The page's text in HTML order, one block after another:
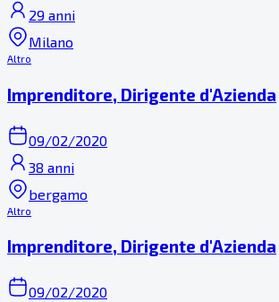
29 anni
Milano
Altro
Imprenditore, Dirigente d'Azienda
09/02/2020
38 anni
bergamo
Altro
Imprenditore, Dirigente d'Azienda
09/02/2020